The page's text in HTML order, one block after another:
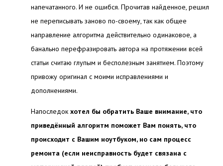
напечатанного. И не ошибся. Прочитав найденное, решил
не переписывать заново по-своему, так как общее
направление алгоритма действительно одинаковое, а
банально перефразировать автора на протяжении всей
статьи считаю глупым и бесполезным занятием. Поэтому
привожу оригинал с моими исправлениями и
дополнениями.
Напоследокхотел бы обратить Ваше внимание, что
приведённый алгоритм поможет Вам понять, что
происходит с Вашим ноутбуком, но сам процесс
ремонта (если неисправность будет связана с